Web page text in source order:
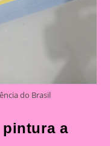
do Brasil
a